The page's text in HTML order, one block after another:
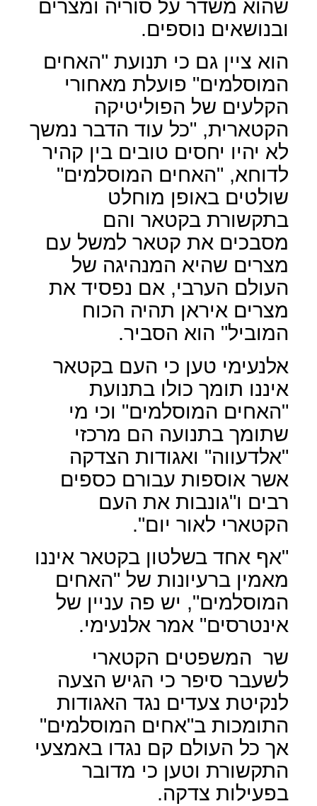
שהוא משדר על סוריה ומצרים
ובנושאים נוספים.
הוא ציין גם כי תנועת "האחים
המוסלמים" פועלת מאחורי
הקלעים של הפוליטיקה
הקטארית, "כל עוד הדבר נמשך
לא יהיו יחסים טובים בין קהיר
לדוחא, "האחים המוסלמים"
שולטים באופן מוחלט
בתקשורת בקטאר והם
מסבכים את קטאר למשל עם
מצרים שהיא המנהיגה של
העולם הערבי, אם נפסיד את
מצרים איראן תהיה הכוח
המוביל" הוא הסביר.
אלנעימי טען כי העם בקטאר
איננו תומך כולו בתנועת
"האחים המוסלמים" וכי מי
שתומך בתנועה הם מרכזי
"אלדעווה" ואגודות הצדקה
אשר אוספות עבורם כספים
רבים ו"גונבות את העם
הקטארי לאור יום".
"אף אחד בשלטון בקטאר איננו
מאמין ברעיונות של "האחים
המוסלמים", יש פה עניין של
אינטרסים" אמר אלנעימי.
שר המשפטים הקטארי
לשעבר סיפר כי הגיש הצעה
לנקיטת צעדים נגד האגודות
התומכות ב"אחים המוסלמים"
אך כל העולם קם נגדו באמצעי
התקשורת וטען כי מדובר
בפעילות צדקה.